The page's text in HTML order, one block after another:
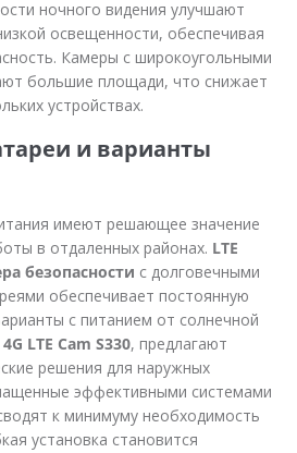
ночного видения улучшают
освещенности, обеспечивая
Камеры с широкоугольными
большие площади, что снижает
устройствах.
и варианты
имеют решающее значение
в отдаленных районах. LTE
безопасности с долговечными
обеспечивает постоянную
с питанием от солнечной
LTE Cam S330, предлагают
решения для наружных
эффективными системами
к минимуму необходимость
установка становится